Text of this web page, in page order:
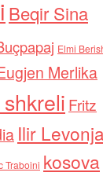
Beqir Sina
Elmi
Merlika
Fritz
Ilir Levonja
Traboini kosova